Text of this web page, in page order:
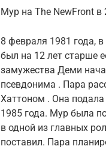
Мур на The NewFront в
8 февраля 1981 года,
был на 12 лет старше
замужества Деми
псевдонима . Пара
Хаттоном . Она подала
1985 года. Мур была
в одной из главных
поставил. Пара